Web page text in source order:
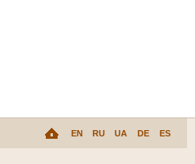
EN RU UA DE ES